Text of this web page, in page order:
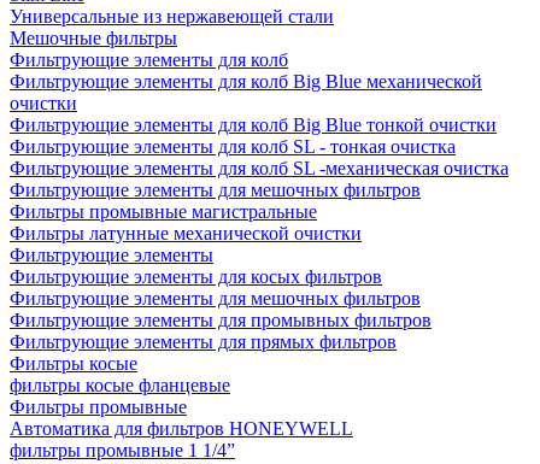
Универсальные из нержавеющей стали
Мешочные фильтры
Фильтрующие элементы для колб
Фильтрующие элементы для колб Big Blue механической
очистки
Фильтрующие элементы для колб Big Blue тонкой очистки
Фильтрующие элементы для колб SL - тонкая очистка
Фильтрующие элементы для колб SL -механическая очистка
Фильтрующие элементы для мешочных фильтров
Фильтры промывные магистральные
Фильтры латунные механической очистки
Фильтрующие элементы
Фильтрующие элементы для косых фильтров
Фильтрующие элементы для мешочных фильтров
Фильтрующие элементы для промывных фильтров
Фильтрующие элементы для прямых фильтров
Фильтры косые
фильтры косые фланцевые
Фильтры промывные
Автоматика для фильтров HONEYWELL
фильтры промывные 1 1/4”